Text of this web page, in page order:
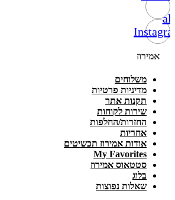
alt
אמירוז
משלוחים
מדיניות פרטיות
תקנות אתר
שירות לקוחות
החזרות/החלפות
אחריות
אודות אמירוז תכשיטים
My Favorites
סטטאוס אמירוז
בלוג
שאלות נפוצות